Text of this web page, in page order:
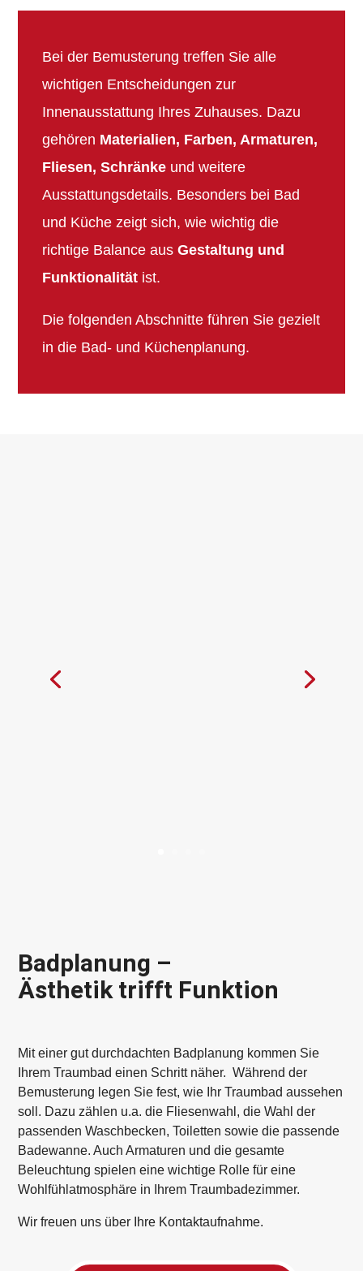
Bei der Bemusterung treffen Sie alle
wichtigen Entscheidungen zur
Innenausstattung Ihres Zuhauses. Dazu
gehören Materialien, Farben, Armaturen,
Fliesen, Schränke und weitere
Ausstattungsdetails. Besonders bei Bad
und Küche zeigt sich, wie wichtig die
richtige Balance ausGestaltung und
Funktionalität ist.
Die folgenden Abschnitte führen Sie gezielt
in die Bad- und Küchenplanung.
Badplanung –
Ästhetik trifft Funktion
Mit einer gut durchdachten Badplanung kommen Sie
Ihrem Traumbad einen Schritt näher. Während der
Bemusterung legen Sie fest, wie Ihr Traumbad aussehen
soll. Dazu zählen u.a. die Fliesenwahl, die Wahl der
passenden Waschbecken, Toiletten sowie die passende
Badewanne. Auch Armaturen und die gesamte
Beleuchtung spielen eine wichtige Rolle für eine
Wohlfühlatmosphäre in Ihrem Traumbadezimmer.
Wir freuen uns über Ihre Kontaktaufnahme.